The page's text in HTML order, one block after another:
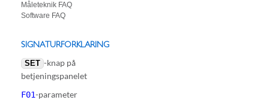
Måleteknik FAQ
Software FAQ
SIGNATURFORKLARING
SET -knap på
betjeningspanelet
F01-parameter